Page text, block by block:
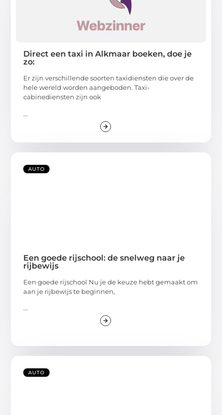
Direct een taxi in Alkmaar boeken, doe je
zo:
Er zijn verschillende soorten taxidiensten die over de
hele wereld worden aangeboden. Taxi-
cabinediensten zijn ook
...
AUTO
Een goede rijschool: de snelweg naar je
rijbewijs
Een goede rijschool Nu je de keuze hebt gemaakt om
aan je rijbewijs te beginnen,
...
AUTO